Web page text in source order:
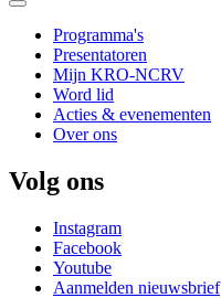
Programma's
Presentatoren
Mijn KRO-NCRV
Word lid
Acties & evenementen
Over ons
Volg ons
Instagram
Facebook
Youtube
Aanmelden nieuwsbrief